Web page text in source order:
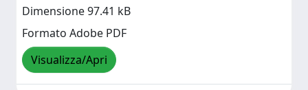
Dimensione 97.41 kB
Formato Adobe PDF
Visualizza/Apri